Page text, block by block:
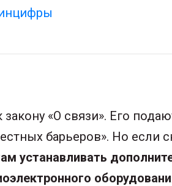
«О связи». Его
барьеров». Но если
устанавливать